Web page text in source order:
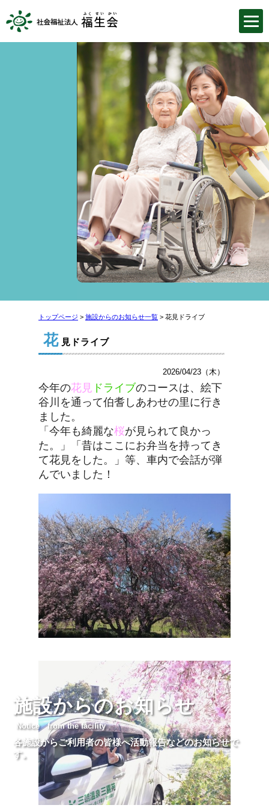
施設からのお知らせ
Notice from the facility
各施設からご利用者の皆様へ活動報告などのお知らせで
す。
トップページ > 施設からのお知らせ一覧 > 花見ドライブ
花 見ドライブ
2026/04/23（木）
今年の花見 ドライブのコースは、絵下
谷川を通って伯耆しあわせの里に行き
ました。
「今年も綺麗な桜が見られて良かっ
た。」「昔はここにお弁当を持ってき
て花見をし た。」等、車内で会話が弾
んでいました！